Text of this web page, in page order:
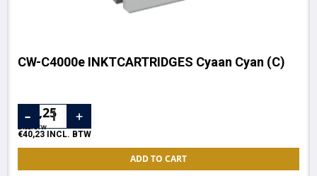
CW-C4000e INKTCARTRIDGES Cyaan Cyan (C)
33,25
EXCL. BTW
€40,23 INCL. BTW
ADD TO CART